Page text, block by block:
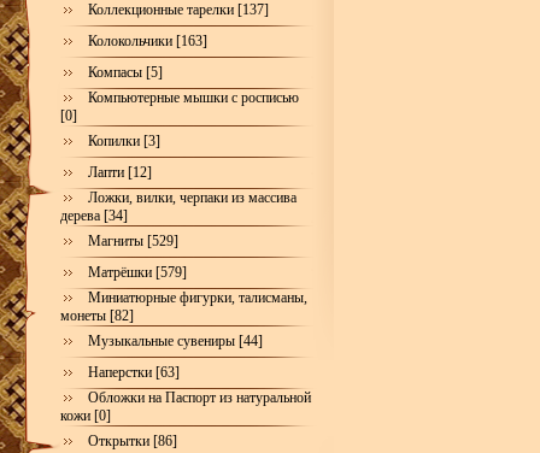
Коллекционные тарелки [137]
Колокольчики [163]
Компасы [5]
Компьютерные мышки с росписью
[0]
Копилки [3]
Лапти [12]
Ложки, вилки, черпаки из массива
дерева [34]
Магниты [529]
Матрёшки [579]
Миниатюрные фигурки, талисманы,
монеты [82]
Музыкальные сувениры [44]
Наперстки [63]
Обложки на Паспорт из натуральной
кожи [0]
Открытки [86]